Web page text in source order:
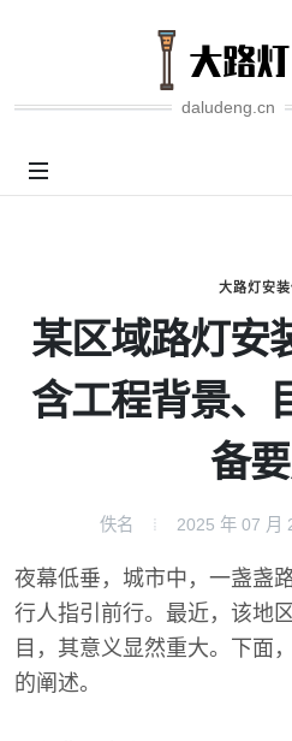
daludeng.cn
大路灯安装
某区域路灯安
含工程背景、
备
佚名 2025 年 07 月
夜幕低垂，城市中，一盏盏
行人指引前行。最近，该地
目，其意义显然重大。下面
的阐述。